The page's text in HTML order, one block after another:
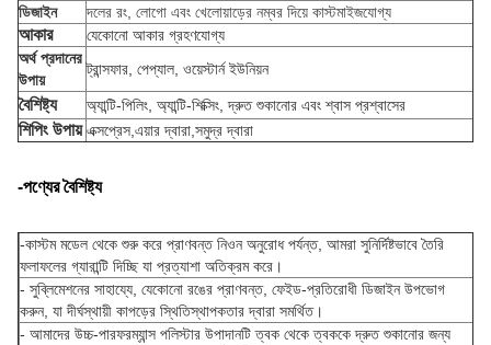
ডিজাইন দলের রং, লোগো এবং খেলোয়াড়ের নম্বর দিয়ে কাস্টমাইজযোগ্য
আকার
যেকোনো আকার গ্রহণযোগ্য
অর্থ প্রদানের
উপায়
ট্রান্সফার, পেপ্যাল, ওয়েস্টার্ন ইউনিয়ন
বৈশিষ্ট্য অ্যান্টি-পিলিং, অ্যান্টি-শিক্সিং, দ্রুত শুকানোর এবং শ্বাস প্রশ্বাসের
শিপিং উপায় এক্সপ্রেস,এয়ার দ্বারা,সমুদ্র দ্বারা
-পণ্যের বৈশিষ্ট্য
-কাস্টম মডেল থেকে শুরু করে প্রাণবন্ত নিওন অনুরোধ পর্যন্ত, আমরা সুনির্দিষ্টভাবে তৈরি
ফলাফলের গ্যারান্টি দিচ্ছি যা প্রত্যাশা অতিক্রম করে।
- সুব্লিমেশনের সাহায্যে, যেকোনো রঙের প্রাণবন্ত, ফেইড-প্রতিরোধী ডিজাইন উপভোগ
করুন, যা দীর্ঘস্থায়ী কাপড়ের স্থিতিস্থাপকতার দ্বারা সমর্থিত।
- আমাদের উচ্চ-পারফরম্যান্স পলিস্টার উপাদানটি ত্বক থেকে ত্বককে দ্রুত শুকানোর জন্য